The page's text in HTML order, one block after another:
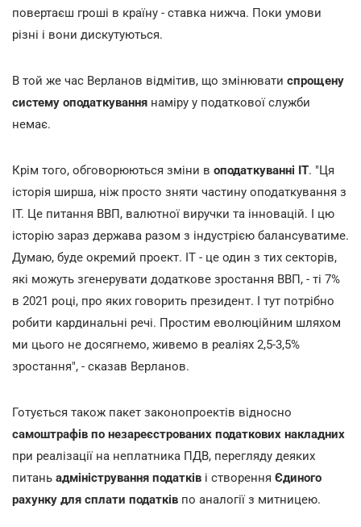
повертаєш гроші в країну - ставка нижча. Поки умови
різні і вони дискутуються.
В той же час Верланов відмітив, що змінювати спрощену
систему оподаткування наміру у податкової служби
немає.
Крім того, обговорюються зміни в оподаткуванні IТ. "Ця
історія ширша, ніж просто зняти частину оподаткування з
IT. Це питання ВВП, валютної виручки та інновацій. І цю
історію зараз держава разом з індустрією балансуватиме.
Думаю, буде окремий проект. IT - це один з тих секторів,
які можуть згенерувати додаткове зростання ВВП, - ті 7%
в 2021 році, про яких говорить президент. І тут потрібно
робити кардинальні речі. Простим еволюційним шляхом
ми цього не досягнемо, живемо в реаліях 2,5-3,5%
зростання", - сказав Верланов.
Готується також пакет законопроектів відносно
самоштрафів по незареєстрованих податкових накладних
при реалізації на неплатника ПДВ, перегляду деяких
питань адміністрування податків і створення Єдиного
рахунку для сплати податків по аналогії з митницею.